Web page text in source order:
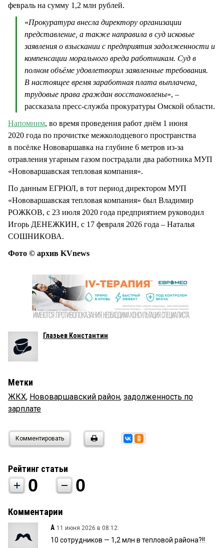
февраль на сумму 1,2 млн рублей.
«Прокуратура внесла директору организации
представление, а также направила в суд исковые
заявления о взыскании с предприятия задолженности и
компенсации морального вреда работникам. Суд в
полном объёме удовлетворил заявленные требования.
В настоящее время заработная плата выплачена,
трудовые права граждан восстановлены», –
рассказала пресс-служба прокуратуры Омской области.
Напомним, во время проведения работ днём 1 июня
2020 года по прочистке межколодцевого пространства
в посёлке Нововаршавка на глубине 6 метров из-за
отравления угарным газом пострадали два работника МУП
«Нововаршавская тепловая компания».
По данным ЕГРЮЛ, в тот период директором МУП
«Нововаршавская тепловая компания» был Владимир
РОЖКОВ, с 23 июля 2020 года предприятием руководил
Игорь ДЕНЕЖКИН, с 17 февраля 2026 года – Наталья
СОШНИКОВА.
Фото © архив KVnews
Глазьев Константин
Метки
ЖКХ, Нововаршавский район, задолженность по
зарплате
Комментировать
Рейтинг статьи
0 0
Комментарии
А 11 июня 2026 в 08:12:
10 сотрудников — 1,2 млн в тепловой района?!!